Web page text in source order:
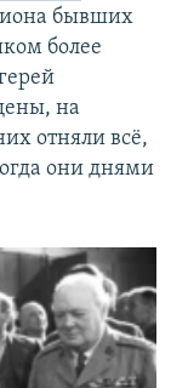
бывших
более
на
отняли всё,
они днями